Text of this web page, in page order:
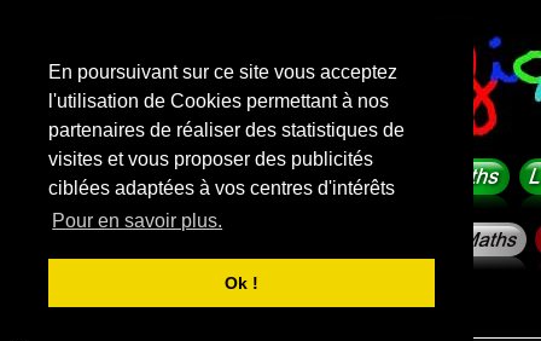
En poursuivant sur ce site vous acceptez
l'utilisation de Cookies permettant à nos
partenaires de réaliser des statistiques de
visites et vous proposer des publicités
ciblées adaptées à vos centres d'intérêts
Pour en savoir plus.
Ok !